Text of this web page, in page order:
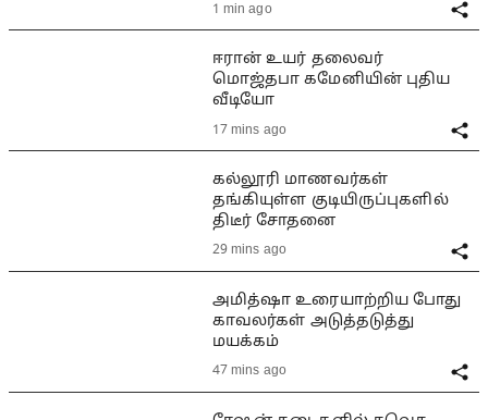
1 min ago
ஈரான் உயர் தலைவர்
மொஜ்தபா கமேனியின் புதிய
வீடியோ
17 mins ago
கல்லூரி மாணவர்கள்
தங்கியுள்ள குடியிருப்புகளில்
திடீர் சோதனை
29 mins ago
அமித்ஷா உரையாற்றிய போது
காவலர்கள் அடுத்தடுத்து
மயக்கம்
47 mins ago